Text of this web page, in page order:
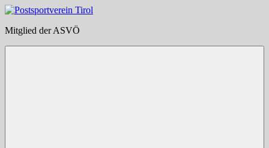
Zum
springen
Postsportverein
Mitglied der ASVÖ